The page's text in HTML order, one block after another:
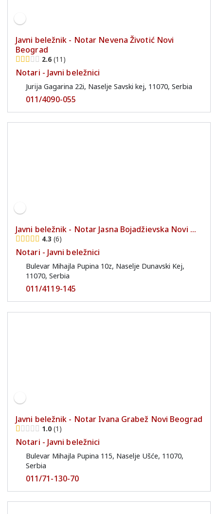
Javni beležnik - Notar Nevena Životić Novi
Beograd
2.6 11
Notari - Javni beležnici
Jurija Gagarina 22i, Naselje Savski kej, 11070, Serbia
011/4090-055
Javni beležnik - Notar Jasna Bojadžievska Novi ...
4.3 6
Notari - Javni beležnici
Bulevar Mihajla Pupina 10z, Naselje Dunavski Kej,
11070, Serbia
011/4119-145
Javni beležnik - Notar Ivana Grabež Novi Beograd
1.0 1
Notari - Javni beležnici
Bulevar Mihajla Pupina 115, Naselje Ušće, 11070,
Serbia
011/71-130-70